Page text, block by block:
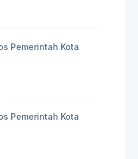
Pemerintah Kota
Pemerintah Kota